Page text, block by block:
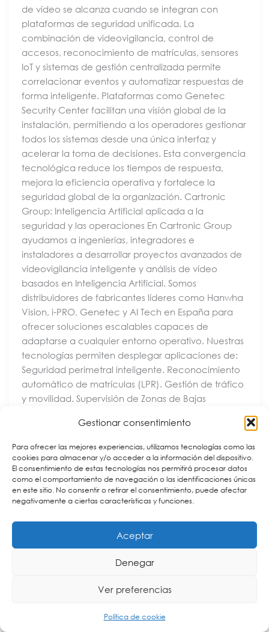
Gestionar consentimiento
Para ofrecer las mejores experiencias, utilizamos tecnologías como las
cookies para almacenar y/o acceder a la información del dispositivo.
El consentimiento de estas tecnologías nos permitirá procesar datos
como el comportamiento de navegación o las identificaciones únicas
en este sitio. No consentir o retirar el consentimiento, puede afectar
negativamente a ciertas características y funciones.
Aceptar
Denegar
Ver preferencias
Política de cookie
de vídeo se alcanza cuando se integran con
plataformas de seguridad unificada. La
combinación de videovigilancia, control de
accesos, reconocimiento de matrículas, sensores
IoT y sistemas de gestión centralizada permite
correlacionar eventos y automatizar respuestas de
forma inteligente. Plataformas como Genetec
Security Center facilitan una visión global de la
instalación, permitiendo a los operadores gestionar
todos los sistemas desde una única interfaz y
acelerar la toma de decisiones. Esta convergencia
tecnológica reduce los tiempos de respuesta,
mejora la eficiencia operativa y fortalece la
seguridad global de la organización. Cartronic
Group: Inteligencia Artificial aplicada a la
seguridad y las operaciones En Cartronic Group
ayudamos a ingenierías, integradores e
instaladores a desarrollar proyectos avanzados de
videovigilancia inteligente y análisis de vídeo
basados en Inteligencia Artificial. Somos
distribuidores de fabricantes líderes como Hanwha
Vision, i-PRO, Genetec y AI Tech en España para
ofrecer soluciones escalables capaces de
adaptarse a cualquier entorno operativo. Nuestras
tecnologías permiten desplegar aplicaciones de:
Seguridad perimetral inteligente. Reconocimiento
automático de matrículas (LPR). Gestión de tráfico
y movilidad. Supervisión de Zonas de Bajas
incidentes. Gestión de aforos y ocupación.
Analítica avanzada para industria, energía y
logística. Integración con plataformas de
seguridad unificada. Centros de control y
operaciones inteligentes. Nuestro equipo
proporciona asesoría técnica, diseño de
del proyecto, ayudando a nuestros partners a